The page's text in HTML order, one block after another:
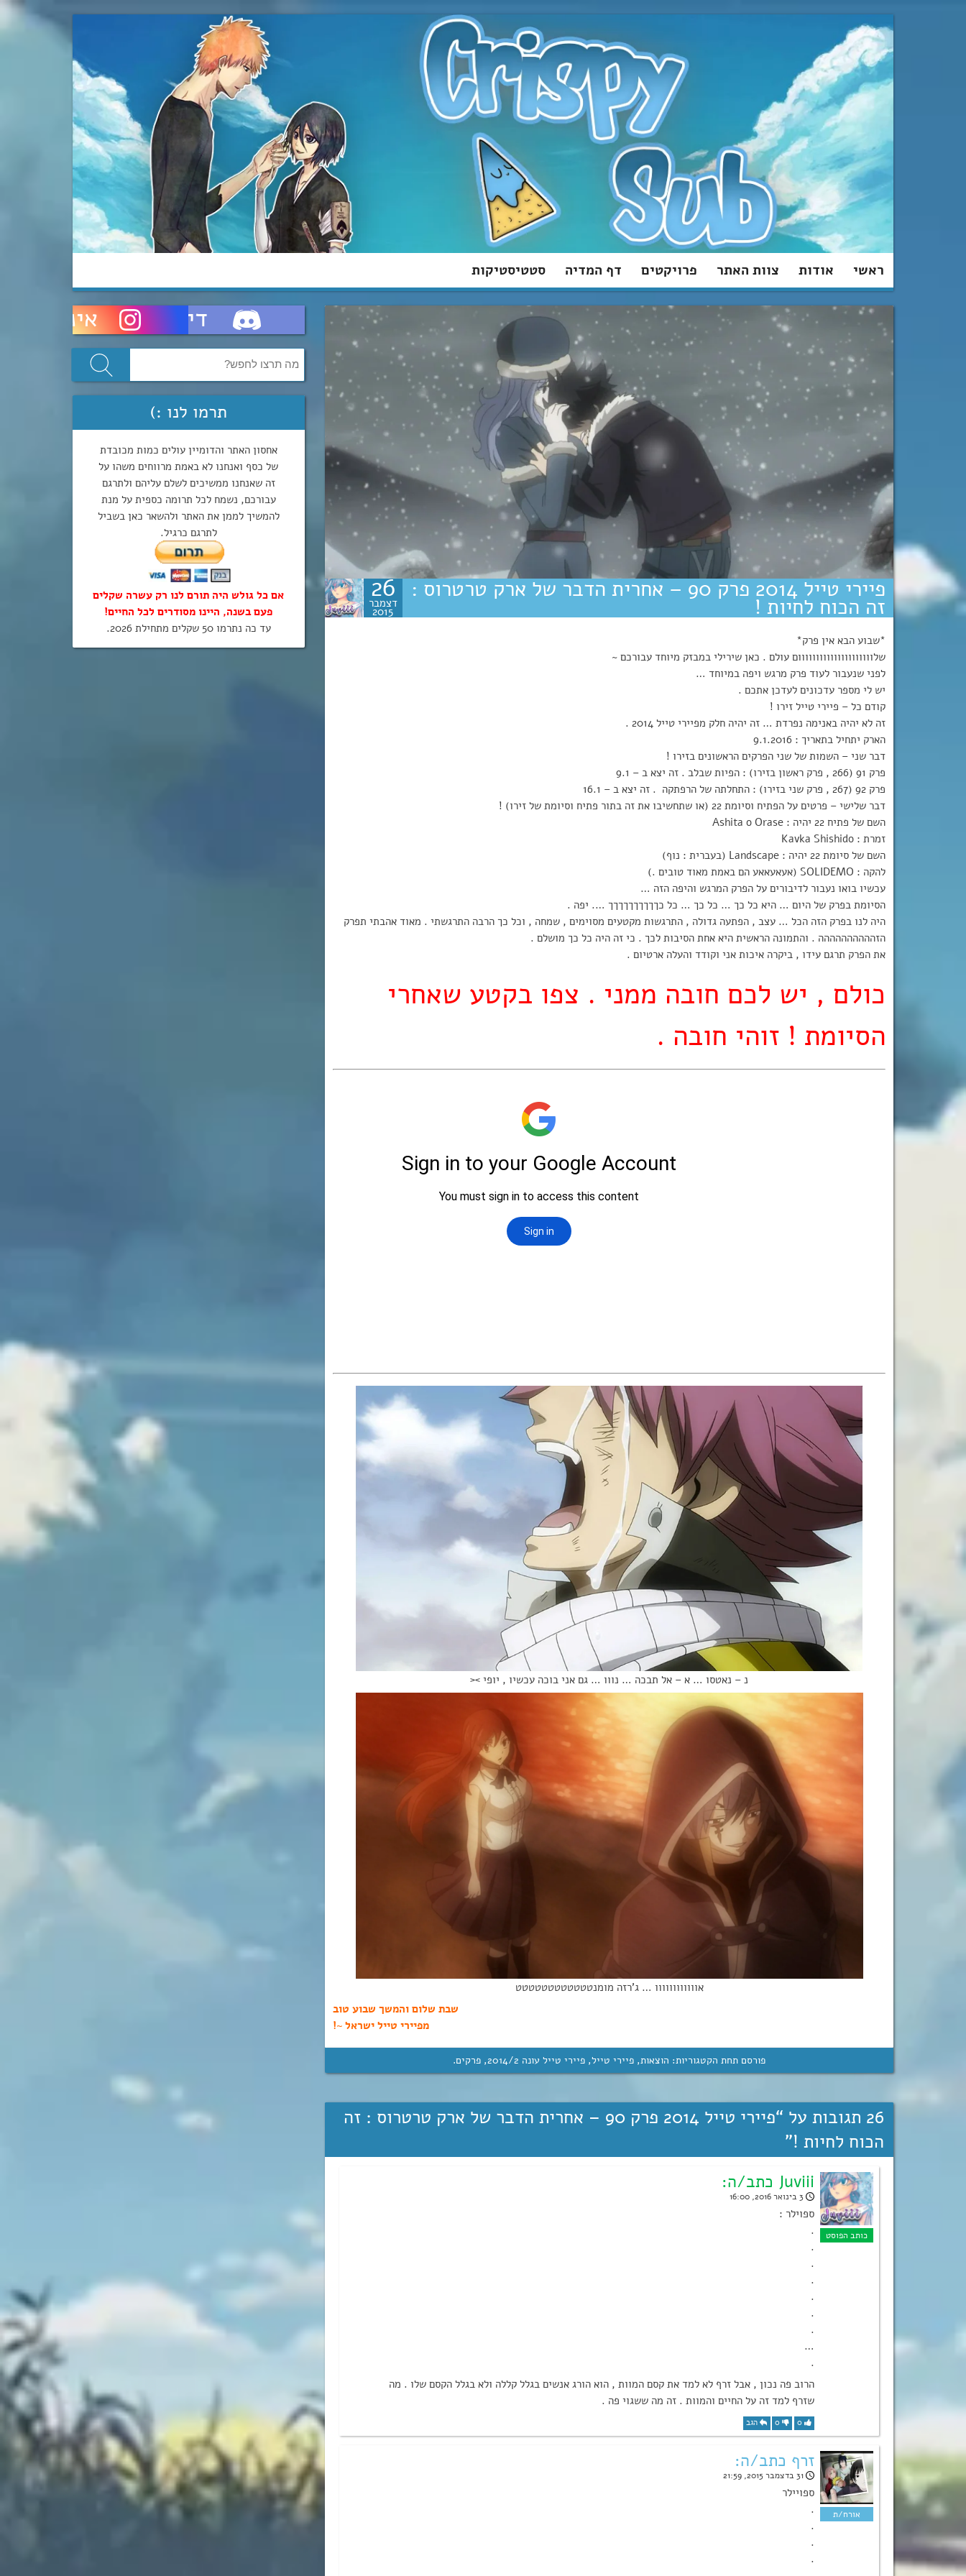
ראשי אודות צוות האתר פרויקטים דף המדיה סטטיסטיקות
פיירי טייל 2014 פרק 90 – אחרית הדבר של ארק טרטרוס :
זה הכוח לחיות !
26
דצמבר
2015
*שבוע הבא אין פרק*
שלווווווווווווווווווווום עולם . כאן שירילי במבזק מיוחד עבורכם ~
לפני שנעבור לעוד פרק מרגש ויפה במיוחד …
יש לי מספר עדכונים לעדכן אתכם .
קודם כל – פיירי טייל זירו !
זה לא יהיה באנימה נפרדת … זה יהיה חלק מפיירי טייל 2014 .
הארק יתחיל בתאריך : 9.1.2016
דבר שני – השמות של שני הפרקים הראשונים בזירו !
פרק 91 (266 , פרק ראשון בזירו) : הפיות שבלב . זה יצא ב – 9.1
פרק 92 (267 , פרק שני בזירו) : התחלתה של הרפתקה . זה יצא ב – 16.1
דבר שלישי – פרטים על הפתיח וסיומת 22 (או שתחשיבו את זה בתור פתיח וסיומת של זירו) !
השם של פתיח 22 יהיה : Ashita o Orase
זמרת : Kavka Shishido
השם של סיומת 22 יהיה : Landscape (בעברית : נוף)
להקה : SOLIDEMO (אעאעאאע הם באמת מאוד טובים .)
עכשיו בואו נעבור לדיבורים על הפרק המרגש והיפה הזה …
הסיומת בפרק של היום … היא כל כך … כל כך … כל כךךךךךךךךךך …. יפה .
היה לנו בפרק הזה הכל … עצב , הפתעה גדולה , התרגשות מקטעים מסוימים , שמחה , וכל כך הרבה התרגשתי . מאוד אהבתי תפרק
הזהההההההההה . והתמונה הראשית היא אחת הסיבות לכך . כי זה היה כל כך מושלם .
את הפרק תרגם עידו , ביקרה איכות אני וקודד והעלה ארטיום .
כולם , יש לכם חובה ממני . צפו בקטע שאחרי
הסיומת ! זוהי חובה .
נ – נאטסו … א – אל תבכה … נווו … גם אני בוכה עכשיו , יופי ><
אוווווווווווו … ג’רזה מומנטטטטטטטטטטטט
שבת שלום והמשך שבוע טוב
מפיירי טייל ישראל ~!
פורסם תחת הקטגוריות: הוצאות, פיירי טייל, פיירי טייל עונה 2‏/‎2014 , פרקים.
26 תגובות על “
פיירי טייל 2014 פרק 90 – אחרית הדבר של ארק טרטרוס : זה
הכוח לחיות !”
Juviii כתב/ה:
3 בינואר 2016, 16:00
ספוילר :
.
.
.
.
.
.
.
…
.
הרוב פה נכון , אבל זרף לא למד את קסם המוות , הוא הורג אנשים בגלל קללה ולא בגלל הקסם שלו . מה
שזרף למד זה על החיים והמוות . זה מה ששגוי פה .
0
0 הגב
זרף כתב/ה:
31 בדצמבר 2015, 21:59
ספויילר
.
.
.
.
תרמו לנו :)
אחסון האתר והדומיין עולים כמות מכובדת
של כסף ואנחנו לא באמת מרווחים משהו על
זה שאנחנו ממשיכים לשלם עליהם ולתרגם
עבורכם, נשמח לכל תרומה כספית על מנת
להמשיך לממן את האתר ולהשאר כאן בשביל
לתרגם כרגיל.
אם כל גולש היה תורם לנו רק עשרה שקלים
פעם בשנה, היינו מסודרים לכל החיים!
עד כה נתרמו 50 שקלים מתחילת 2026.